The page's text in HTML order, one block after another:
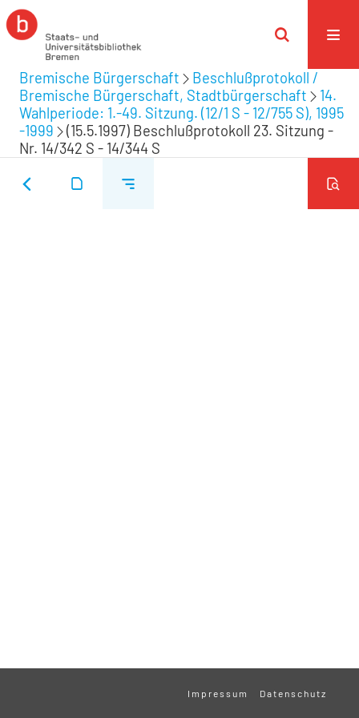
Bremische Bürgerschaft
Beschlußprotokoll /
Bremische Bürgerschaft, Stadtbürgerschaft
14.
Wahlperiode: 1.-49. Sitzung. (12/1 S - 12/755 S), 1995
-1999
(15.5.1997) Beschlußprotokoll 23. Sitzung -
Nr. 14/342 S - 14/344 S
Impressum Datenschutz